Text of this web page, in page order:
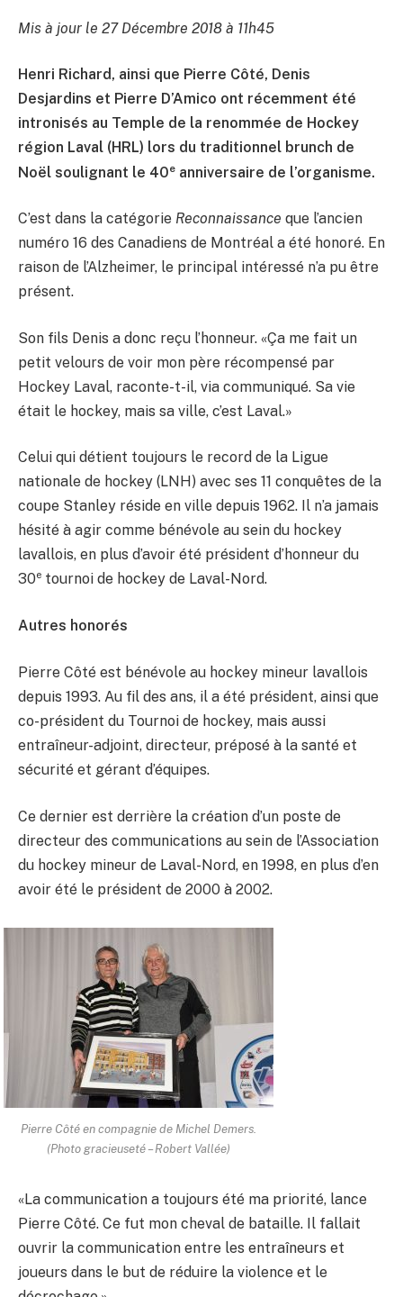
Mis à jour le 27 Décembre 2018 à 11h45
Henri Richard, ainsi que Pierre Côté, Denis
Desjardins et Pierre D’Amico ont récemment été
intronisés au Temple de la renommée de Hockey
région Laval (HRL) lors du traditionnel brunch de
Noël soulignant le 40e anniversaire de l’organisme.
C’est dans la catégorie Reconnaissance que l’ancien
numéro 16 des Canadiens de Montréal a été honoré. En
raison de l’Alzheimer, le principal intéressé n’a pu être
présent.
Son fils Denis a donc reçu l’honneur. «Ça me fait un
petit velours de voir mon père récompensé par
Hockey Laval, raconte-t-il, via communiqué. Sa vie
était le hockey, mais sa ville, c’est Laval.»
Celui qui détient toujours le record de la Ligue
nationale de hockey (LNH) avec ses 11 conquêtes de la
coupe Stanley réside en ville depuis 1962. Il n’a jamais
hésité à agir comme bénévole au sein du hockey
lavallois, en plus d’avoir été président d’honneur du
30e tournoi de hockey de Laval-Nord.
Autres honorés
Pierre Côté est bénévole au hockey mineur lavallois
depuis 1993. Au fil des ans, il a été président, ainsi que
co-président du Tournoi de hockey, mais aussi
entraîneur-adjoint, directeur, préposé à la santé et
sécurité et gérant d’équipes.
Ce dernier est derrière la création d’un poste de
directeur des communications au sein de l’Association
du hockey mineur de Laval-Nord, en 1998, en plus d’en
avoir été le président de 2000 à 2002.
Pierre Côté en compagnie de Michel Demers.
(Photo gracieuseté – Robert Vallée)
«La communication a toujours été ma priorité, lance
Pierre Côté. Ce fut mon cheval de bataille. Il fallait
ouvrir la communication entre les entraîneurs et
joueurs dans le but de réduire la violence et le